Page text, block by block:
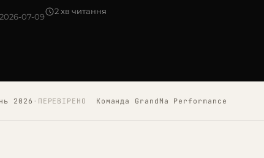
07-09
2 хв читання
2026 · ПЕРЕВІРЕНО Команда GrandMa Performance